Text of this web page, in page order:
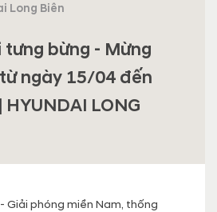
Long Biên
bừng - Mừng
ngày 15/04 đến
LONG
Giải phóng miền Nam, thống